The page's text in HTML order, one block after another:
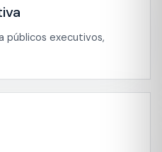
públicos executivos,